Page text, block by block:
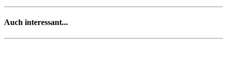
Auch interessant...